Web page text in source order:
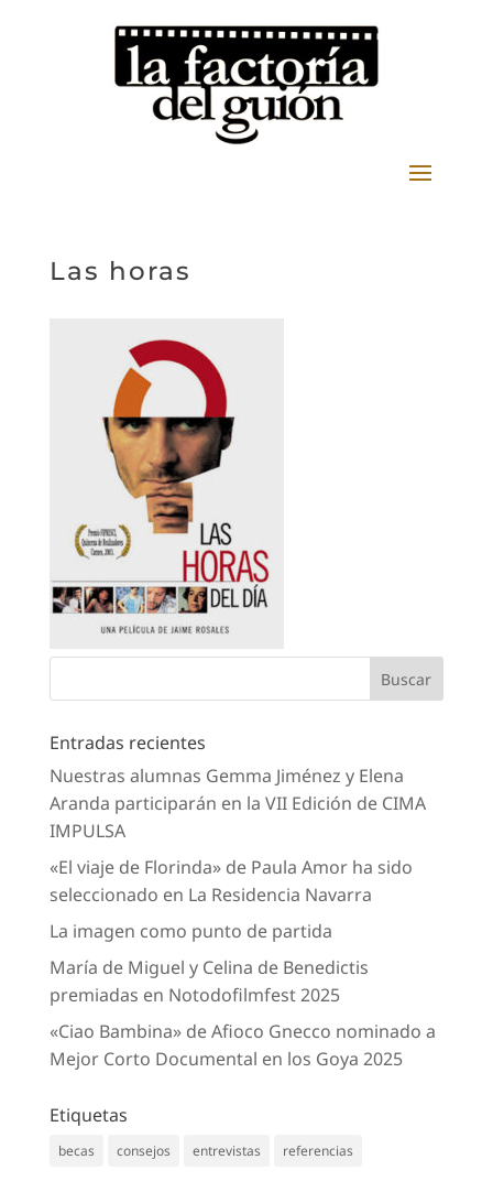
Las horas
Entradas recientes
Nuestras alumnas Gemma Jiménez y Elena
Aranda participarán en la VII Edición de CIMA
IMPULSA
«El viaje de Florinda» de Paula Amor ha sido
seleccionado en La Residencia Navarra
La imagen como punto de partida
María de Miguel y Celina de Benedictis
premiadas en Notodofilmfest 2025
«Ciao Bambina» de Afioco Gnecco nominado a
Mejor Corto Documental en los Goya 2025
Etiquetas
becas consejos entrevistas referencias